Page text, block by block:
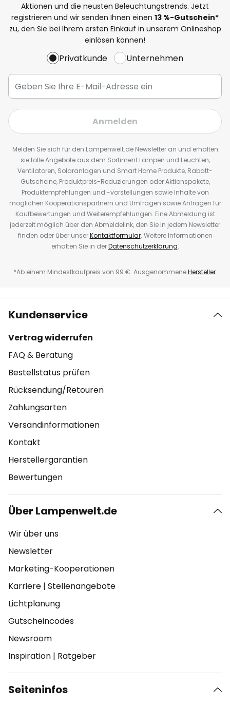
Aktionen und die neusten Beleuchtungstrends. Jetzt
registrieren und wir senden Ihnen einen 13 %-Gutschein*
zu, den Sie bei Ihrem ersten Einkauf in unserem Onlineshop
einlösen können!
Privatkunde Unternehmen
Anmelden
Melden Sie sich für den Lampenwelt.de Newsletter an und erhalten
sie tolle Angebote aus dem Sortiment Lampen und Leuchten,
Ventilatoren, Solaranlagen und Smart Home Produkte, Rabatt-
Gutscheine, Produktpreis-Reduzierungen oder Aktionspakete,
Produktempfehlungen und -vorstellungen sowie Inhalte von
möglichen Kooperationspartnern und Umfragen sowie Anfragen für
Kaufbewertungen und Weiterempfehlungen. Eine Abmeldung ist
jederzeit möglich über den Abmeldelink, den Sie in jedem Newsletter
finden oder über unserKontaktformular. Weitere Informationen
erhalten Sie in derDatenschutzerklärung.
*Ab einem Mindestkaufpreis von 99 €. AusgenommeneHersteller.
Kundenservice
Vertrag widerrufen
FAQ & Beratung
Bestellstatus prüfen
Rücksendung/Retouren
Zahlungsarten
Versandinformationen
Kontakt
Herstellergarantien
Bewertungen
Über Lampenwelt.de
Wir über uns
Newsletter
Marketing-Kooperationen
Karriere | Stellenangebote
Lichtplanung
Gutscheincodes
Newsroom
Inspiration | Ratgeber
Seiteninfos